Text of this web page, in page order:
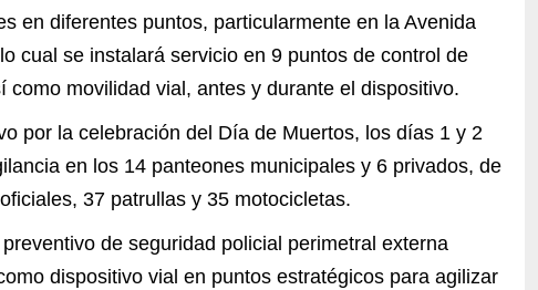
en diferentes puntos, particularmente en la Avenida
cual se instalará servicio en 9 puntos de control de
como movilidad vial, antes y durante el dispositivo.
por la celebración del Día de Muertos, los días 1 y 2
en los 14 panteones municipales y 6 privados, de
37 patrullas y 35 motocicletas.
de seguridad policial perimetral externa
dispositivo vial en puntos estratégicos para agilizar